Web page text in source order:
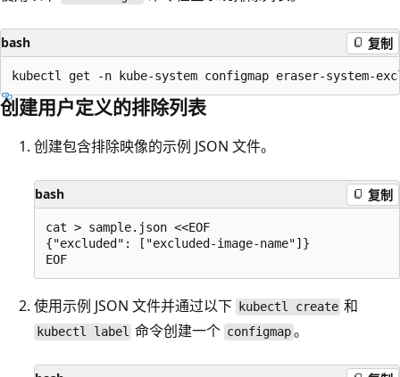
bash 复制
创建用户定义的排除列表
创建包含排除映像的示例 JSON 文件。
bash 复制
cat > sample.json <<EOF
{"excluded": ["excluded-image-name"]}
使用示例 JSON 文件并通过以下 kubectl create 和
kubectl label 命令创建一个 configmap。